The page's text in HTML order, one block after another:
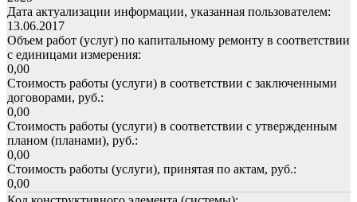
Дата актуализации информации, указанная пользователем:
13.06.2017
Объем работ (услуг) по капитальному ремонту в соответствии
с единицами измерения:
0,00
Стоимость работы (услуги) в соответствии с заключенными
договорами, руб.:
0,00
Стоимость работы (услуги) в соответствии с утвержденным
планом (планами), руб.:
0,00
Стоимость работы (услуги), принятая по актам, руб.:
0,00